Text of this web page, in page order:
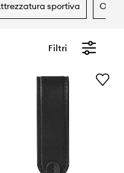
attrezzatura sportiva
Filtri